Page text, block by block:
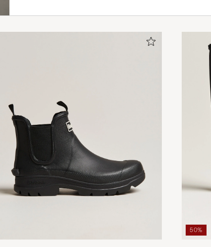
Jeg opplever at denne gummistøvlen på
fotavruller bedre, støtdemper bedre enn
norske produsenter. Så jeg anbefaler den.
service fra Careofcarl ved flere
vært trygg netthandel og rask levering.
OSTETTU OSOITTEESSA
Rask levering, støvlene passet godt.
EMMA J OSTETTU OSOITTEESSA
50%